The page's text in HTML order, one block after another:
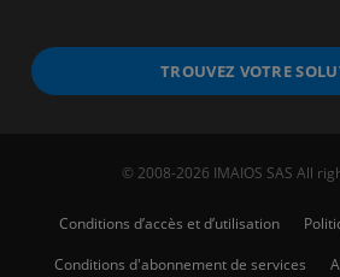
TROUVEZ VOTRE
© 2008-2026 IMAIOS SAS All
Conditions d’accès et d’utilisation
Conditions d'abonnement de services